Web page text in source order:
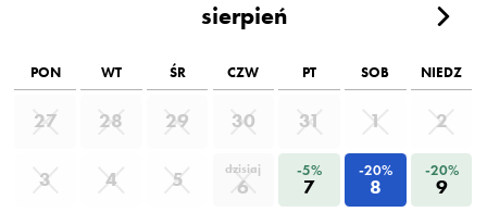
sierpień
PON WT ŚR CZW PT SOB NIEDZ
27 28 29 30 31 1 2
3 4 5 dzisiaj
6
-5%
7
-20%
8
-20%
9